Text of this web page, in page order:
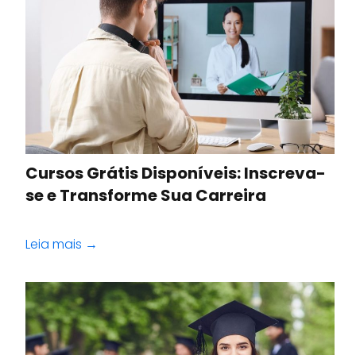
Cursos Grátis Disponíveis: Inscreva-
se e Transforme Sua Carreira
Leia mais →